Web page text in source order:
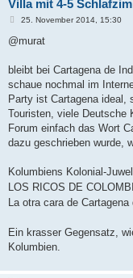
Villa mit 4-5
B
i
a
25. November 2014, 15:30
@murat
bleibt bei Cartagena de
schaue nochmal im
Party ist Cartagena ideal,
Touristen, viele Deutsche
Forum einfach das Wort
dazu geschrieben wurde,
Kolumbiens Kolonial-
LOS RICOS DE
La otra cara de Cartagena
Ein krasser Gegensatz,
Kolumbien.